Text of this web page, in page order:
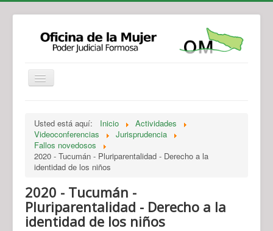
Legislación
Novedades
Recursos y Servicios de Atención
Usted está aquí: Inicio
Actividades
Videoconferencias
Jurisprudencia
Fallos novedosos
2020 - Tucumán - Pluriparentalidad - Derecho a la
identidad de los niños
2020 - Tucumán -
Pluriparentalidad - Derecho a la
identidad de los niños